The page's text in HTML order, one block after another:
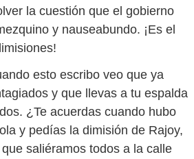
la cuestión que el gobierno
y nauseabundo. ¡Es el
esto escribo veo que ya
y que llevas a tu espalda
¿Te acuerdas cuando hubo
y pedías la dimisión de Rajoy,
saliéramos todos a la calle